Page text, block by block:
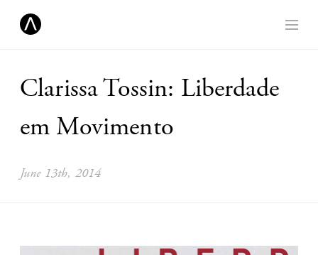
Clarissa Tossin: Liberdade
em Movimento
June 13th, 2014